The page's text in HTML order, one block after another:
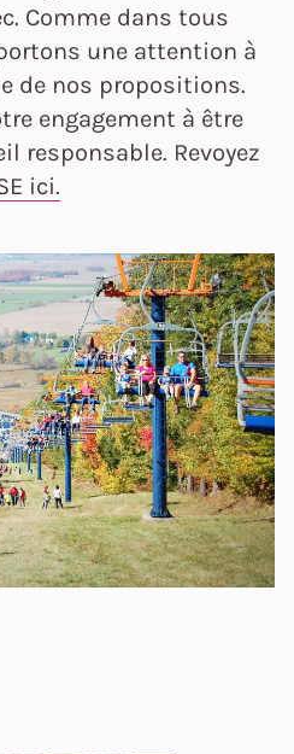
Comme dans tous
une attention à
de nos propositions.
engagement à être
responsable. Revoyez
ici.